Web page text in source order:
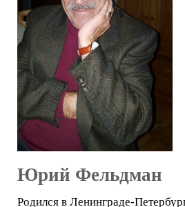
Юрий Фельдман
Родился в Ленинграде-